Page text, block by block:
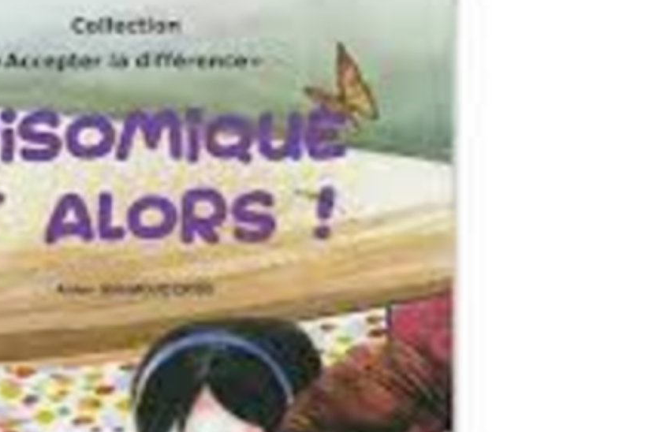
ACCEPTER LA DIFFÉRENCE J’AIME MA FAMILLE
LE MAGNIFIQUE ROMANS POUR ADOS ET JEUNES ADULTES
AIDE-MOI À GRANDIR JOUETS EN BOIS